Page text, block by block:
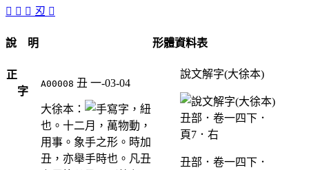
󰀉 󰀈 󰀇 丒 𠃠
說 明
正
字
A00008 丑 一-03-04
大徐本：
，紐
也。十二月，萬物動，
用事。象手之形。時加
丑，亦舉手時也。凡丑
形體資料表
說文解字(大徐本)
丑部．卷一四下．